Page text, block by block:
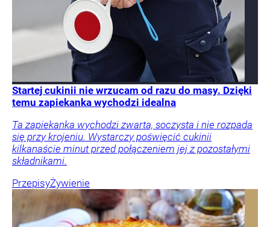
Startej cukinii nie wrzucam od razu do masy. Dzięki
temu zapiekanka wychodzi idealna
Ta zapiekanka wychodzi zwarta, soczysta i nie rozpada
się przy krojeniu. Wystarczy poświęcić cukinii
kilkanaście minut przed połączeniem jej z pozostałymi
składnikami.
PrzepisyŻywienie